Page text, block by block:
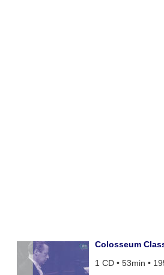
Colosseum
1 CD • 53min •